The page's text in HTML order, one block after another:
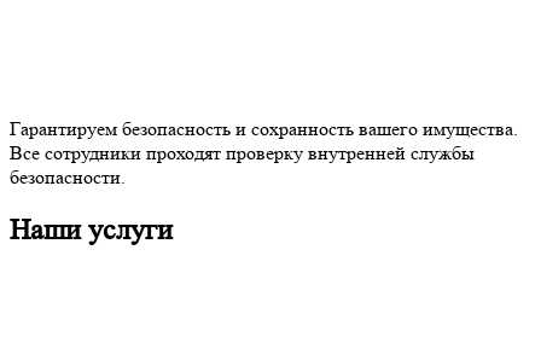
Гарантируем безопасность и сохранность вашего имущества.
Все сотрудники проходят проверку внутренней службы
безопасности.
Наши услуги